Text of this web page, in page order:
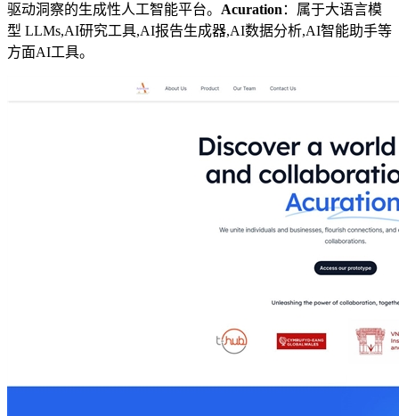
驱动洞察的生成性人工智能平台。 Acuration ：属于大语言模
型 LLMs,AI研究工具,AI报告生成器,AI数据分析,AI智能助手等
方面AI工具。